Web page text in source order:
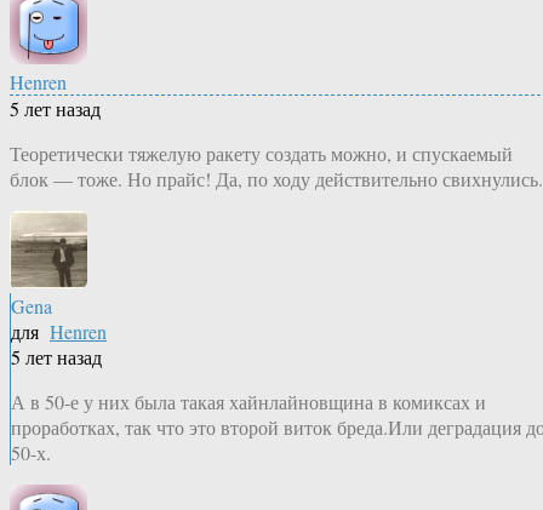
Henren
5 лет назад
Теоретически тяжелую ракету создать можно, и спускаемый
блок — тоже. Но прайс! Да, по ходу действительно свихнулись.
Gena
для Henren
5 лет назад
А в 50-е у них была такая хайнлайновщина в комиксах и
проработках, так что это второй виток бреда.Или деградация
50-х.